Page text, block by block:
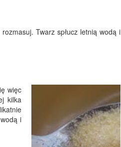
Twarz spłucz letnią wodą i
więc
kilka
i